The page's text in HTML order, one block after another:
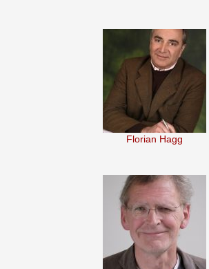
Florian Hagg